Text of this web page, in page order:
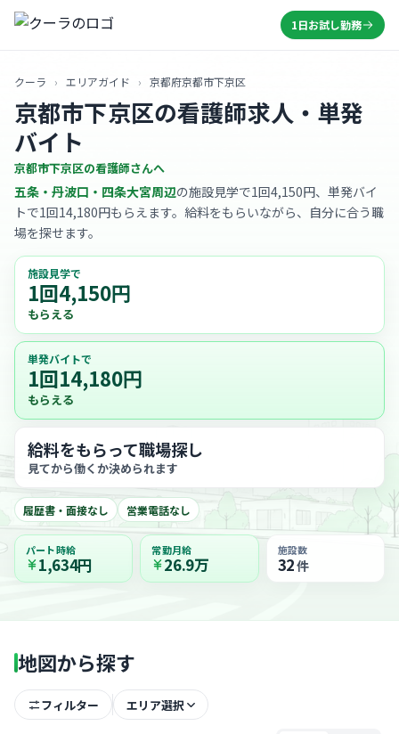
1日お試し勤務
クーラ › エリアガイド › 京都府京都市下京区
京都市下京区の看護師求人・単発
バイト
京都市下京区の看護師さんへ
五条・丹波口・四条大宮周辺の施設見学で1回4,150円、単発バイ
トで1回14,180円もらえます。給料をもらいながら、自分に合う職
場を探せます。
施設見学で
1回4,150円
もらえる
単発バイトで
1回14,180円
もらえる
給料をもらって職場探し
見てから働くか決められます
履歴書・面接なし 営業電話なし
パート時給
1,634円
常勤月給
26.9万
施設数
32件
地図から探す
フィルター エリア選択